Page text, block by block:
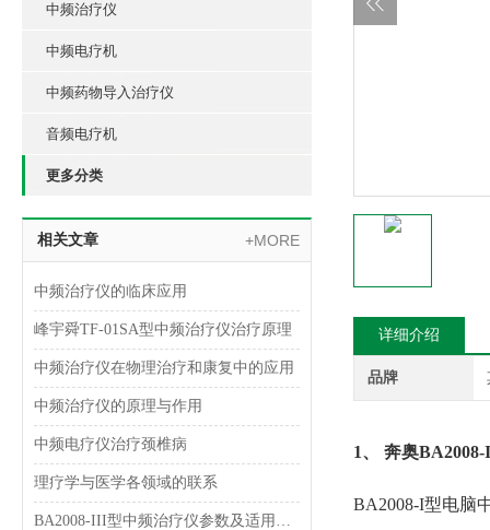
中频治疗仪
中频电疗机
中频药物导入治疗仪
音频电疗机
更多分类
相关文章 +MORE
中频治疗仪的临床应用
峰宇舜TF-01SA型中频治疗仪治疗原理
中频治疗仪在物理治疗和康复中的应用
中频治疗仪的原理与作用
中频电疗仪治疗颈椎病
理疗学与医学各领域的联系
BA2008-III型中频治疗仪参数及适用范围和特点介绍
详细介绍
品牌
1、 奔奥
BA2008-I型电脑